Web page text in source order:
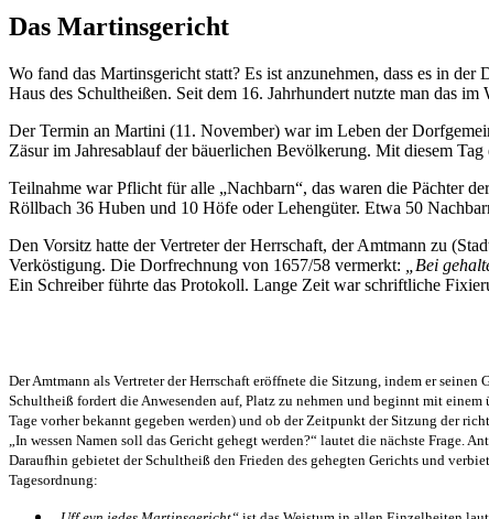
Das Martinsgericht
Wo fand das Martinsgericht statt? Es ist anzunehmen, dass es in
Haus des Schultheißen. Seit dem 16. Jahrhundert nutzte man das
Der Termin an Martini (11. November) war im Leben der
Zäsur im Jahresablauf der bäuerlichen Bevölkerung. Mit diesem
Teilnahme war Pflicht für alle „Nachbarn“, das waren die Pächter
Röllbach 36 Huben und 10 Höfe oder Lehengüter. Etwa 50
Den Vorsitz hatte der Vertreter der Herrschaft, der Amtmann zu
Verköstigung. Die Dorfrechnung von 1657/58 vermerkt:
„Bei
Ein Schreiber führte das Protokoll. Lange Zeit war schriftliche
Der Amtmann als Vertreter der Herrschaft eröffnete die Sitzung, indem er
Schultheiß fordert die Anwesenden auf, Platz zu nehmen und beginnt mit
Tage vorher bekannt gegeben werden) und ob der Zeitpunkt der Sitzung der
„In wessen Namen soll das Gericht gehegt werden?“ lautet die nächste Frage.
Daraufhin gebietet der Schultheiß den Frieden des gehegten Gerichts und
Tagesordnung: